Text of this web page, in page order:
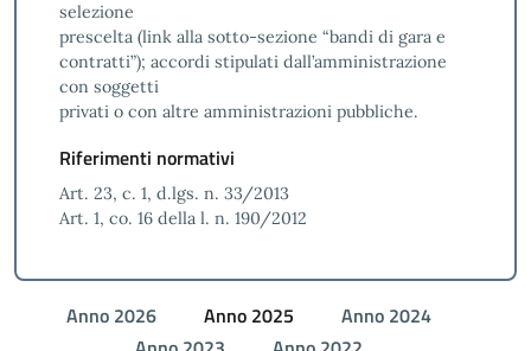
selezione
prescelta (link alla sotto-sezione “bandi di gara e
contratti”); accordi stipulati dall’amministrazione
con soggetti
privati o con altre amministrazioni pubbliche.
Riferimenti normativi
Art. 23, c. 1, d.lgs. n. 33/2013
Art. 1, co. 16 della l. n. 190/2012
Anno 2026 Anno 2025
Anno 2024